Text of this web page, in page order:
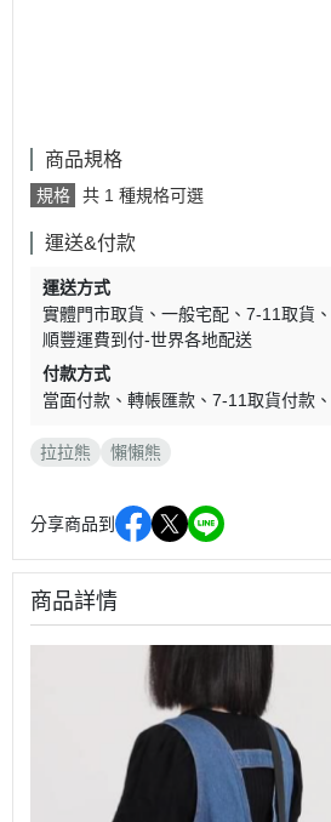
商品規格
規格 共 1 種規格可選
運送&付款
運送方式
實體門市取貨
一般宅配 7-11取貨
順豐運費到付-世界各地配送
付款方式
當面付款
轉帳匯款 7-11取貨付款
拉拉熊 懶懶熊
分享商品到
商品詳情